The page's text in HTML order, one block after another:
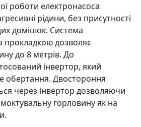
роботи електронасоса
рідини, без присутності
домішок. Система
прокладкою дозволяє
до 8 метрів. До
інвертор, який
обертання. Двостороння
через інвертор дозволяючи
горловину як на